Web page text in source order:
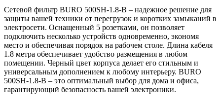
Сетевой фильтр BURO 500SH-1.8-В – надежное решение для
защиты вашей техники от перегрузок и коротких замыканий в
электросети. Оснащенный 5 розетками, он позволяет
подключить несколько устройств одновременно, экономя
место и обеспечивая порядок на рабочем столе. Длина кабеля
1.8 метра обеспечивает удобство размещения в любом
помещении. Черный цвет корпуса делает его стильным и
универсальным дополнением к любому интерьеру. BURO
500SH-1.8-В – это оптимальный выбор для дома и офиса,
гарантирующий безопасность вашей электроники.